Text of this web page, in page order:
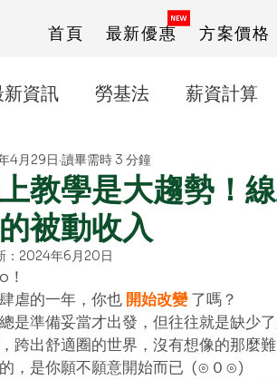
首頁 最新優惠 方案價格
新資訊 勞基法 薪資計算
線上課程 打卡之星操作說
教學是大趨勢！
被動收入
4月29日 讀畢需時 3 分鐘
2024年6月20日
虐的一年，你也 開始改變 了嗎？
是準備妥當才出發，但往往就是缺少了
跨出舒適圈的世界，沒有想像的那麼難
，是你願不願意開始而已  (⊙０⊙)